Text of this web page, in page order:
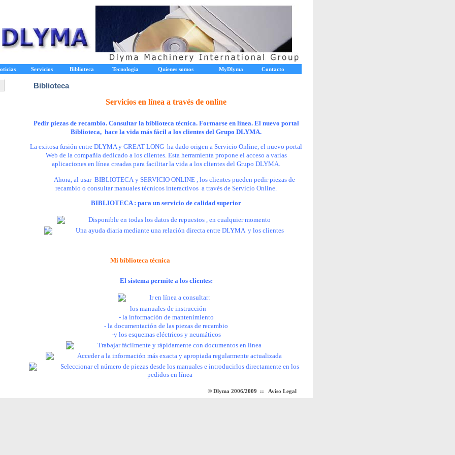
Servicios Biblioteca Tecnologia Quienes somos MyDlyma Contacto
Biblioteca
Servicios en línea a través de online
Pedir piezas de recambio. Consultar la biblioteca técnica. Formarse en línea. El nuevo portal
Biblioteca, hace la vida más fácil a los clientes del Grupo DLYMA.
La exitosa fusión entre DLYMA y GREAT LONG ha dado origen a Servicio Online, el nuevo portal
Web de la compañía dedicado a los clientes. Esta herramienta propone el acceso a varias
aplicaciones en línea creadas para facilitar la vida a los clientes del Grupo DLYMA.
Ahora, al usar BIBLIOTECA y SERVICIO ONLINE , los clientes pueden pedir piezas de
recambio o consultar manuales técnicos interactivos a través de Servicio Online.
BIBLIOTECA : para un servicio de calidad superior
Disponible en todas los datos de repuestos , en cualquier momento
Una ayuda diaria mediante una relación directa entre DLYMA y los clientes
Mi biblioteca técnica
El sistema permite a los clientes:
Ir en línea a consultar:
- los manuales de instrucción
- la información de mantenimiento
- la documentación de las piezas de recambio
-y los esquemas eléctricos y neumáticos
Trabajar fácilmente y rápidamente con documentos en línea
Acceder a la información más exacta y apropiada regularmente actualizada
Seleccionar el número de piezas desde los manuales e introducirlos directamente en los
pedidos en línea
© Dlyma 2006/2009 :: Aviso Legal